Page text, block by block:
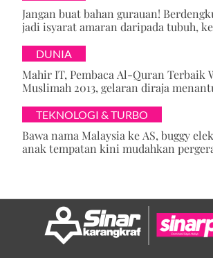
Jangan buat bahan gurauan!
jadi isyarat amaran daripada tubuh,
DUNIA
Mahir IT, Pembaca Al-Quran Terbaik
Muslimah 2013, gelaran diraja
merta
TEKNOLOGI & TURBO
Bawa nama Malaysia ke AS, buggy
anak tempatan kini mudahkan